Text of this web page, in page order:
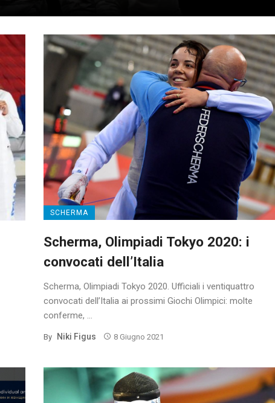
SCHERMA
Scherma, Olimpiadi Tokyo 2020: i
convocati dell’Italia
Scherma, Olimpiadi Tokyo 2020. Ufficiali i ventiquattro
convocati dell’Italia ai prossimi Giochi Olimpici: molte
conferme, ...
By Niki Figus 8 Giugno 2021